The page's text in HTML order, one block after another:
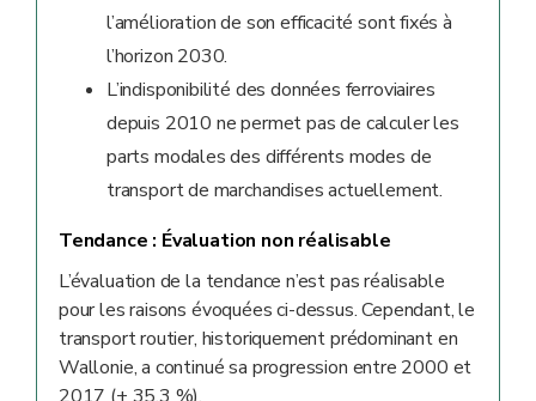
l’amélioration de son efficacité sont fixés à
l’horizon 2030.
L’indisponibilité des données ferroviaires
depuis 2010 ne permet pas de calculer les
parts modales des différents modes de
transport de marchandises actuellement.
Tendance : Évaluation non réalisable
L’évaluation de la tendance n’est pas réalisable
pour les raisons évoquées ci-dessus. Cependant, le
transport routier, historiquement prédominant en
Wallonie, a continué sa progression entre 2000 et